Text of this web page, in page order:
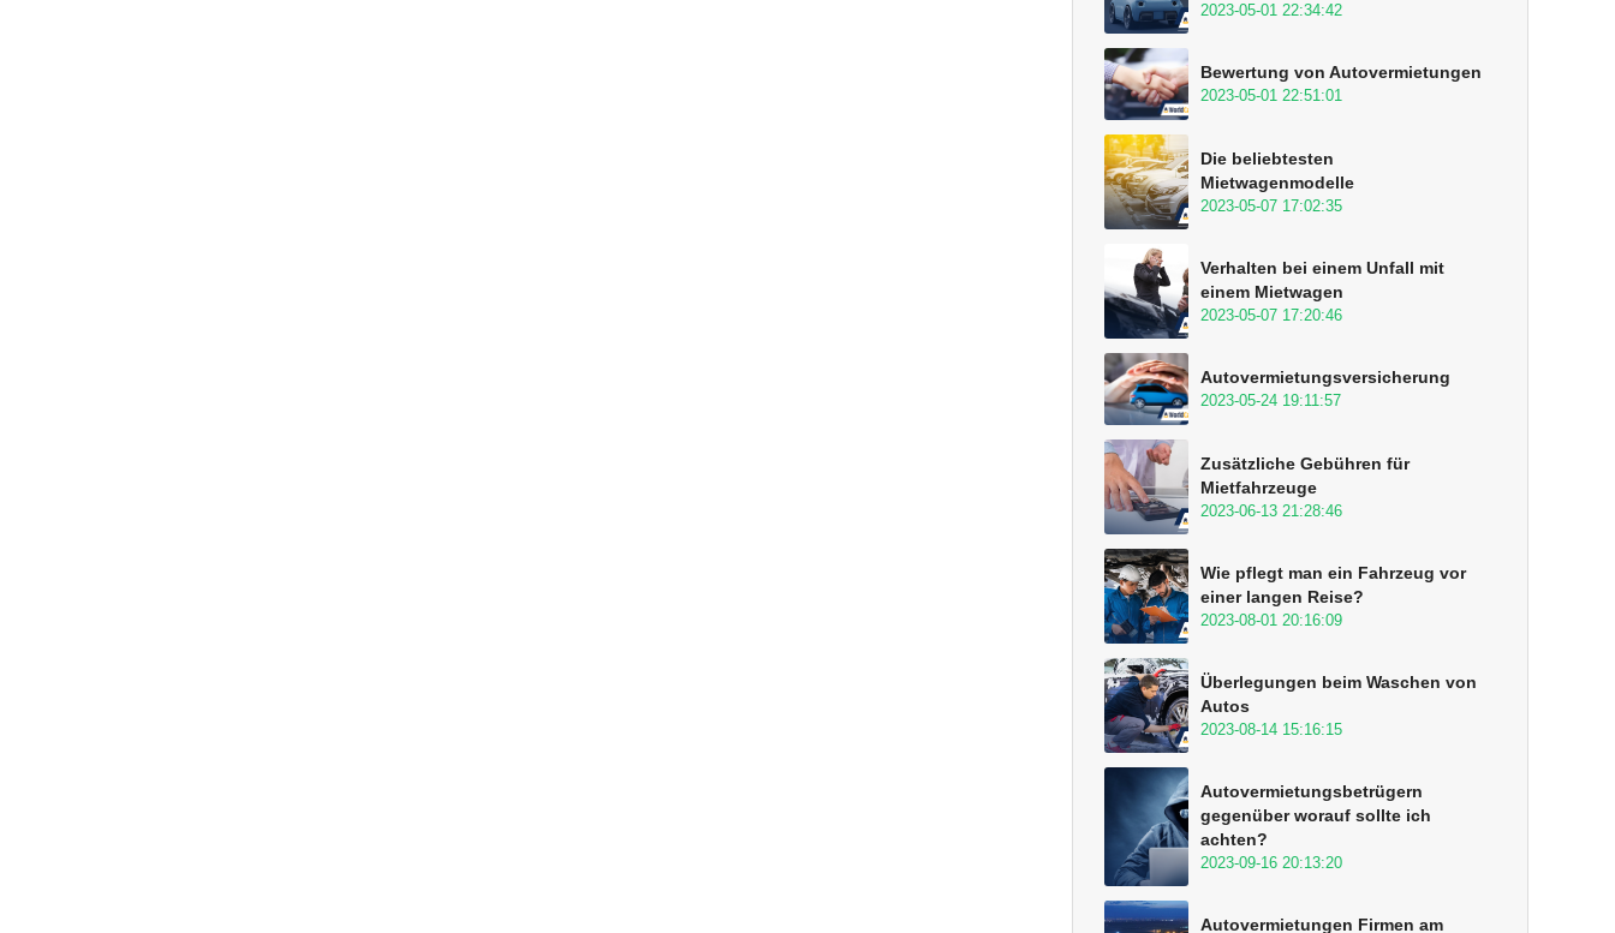
2023-05-01 22:34:42
Bewertung von Autovermietungen
2023-05-01 22:51:01
Die beliebtesten
Mietwagenmodelle
2023-05-07 17:02:35
Verhalten bei einem Unfall mit
einem Mietwagen
2023-05-07 17:20:46
Autovermietungsversicherung
2023-05-24 19:11:57
Zusätzliche Gebühren für
Mietfahrzeuge
2023-06-13 21:28:46
Wie pflegt man ein Fahrzeug vor
einer langen Reise?
2023-08-01 20:16:09
Überlegungen beim Waschen von
Autos
2023-08-14 15:16:15
Autovermietungsbetrügern
gegenüber worauf sollte ich
achten?
2023-09-16 20:13:20
Autovermietungen Firmen am